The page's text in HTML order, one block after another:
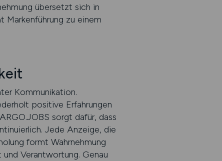
übersetzt sich in
Markenführung zu einem
Kommunikation.
positive Erfahrungen
sorgt dafür, dass
Jede Anzeige, die
formt Wahrnehmung
Verantwortung. Genau